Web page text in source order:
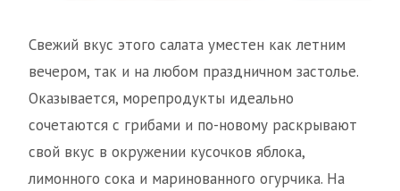
Свежий вкус этого салата уместен как летним
вечером, так и на любом праздничном застолье.
Оказывается, морепродукты идеально
сочетаются с грибами и по-новому раскрывают
свой вкус в окружении кусочков яблока,
лимонного сока и маринованного огурчика. На